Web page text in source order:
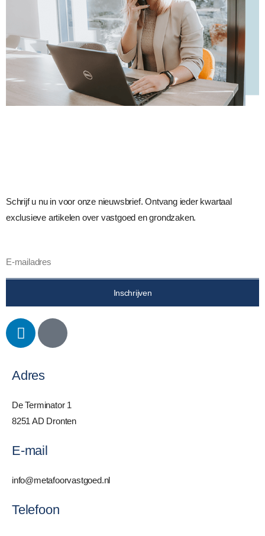
Schrijf u nu in voor onze nieuwsbrief. Ontvang ieder kwartaal
exclusieve artikelen over vastgoed en grondzaken.
Inschrijven
Adres
De Terminator 1
8251 AD Dronten
E-mail
info@metafoorvastgoed.nl
Telefoon